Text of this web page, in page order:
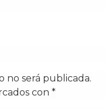
no será publicada.
con *